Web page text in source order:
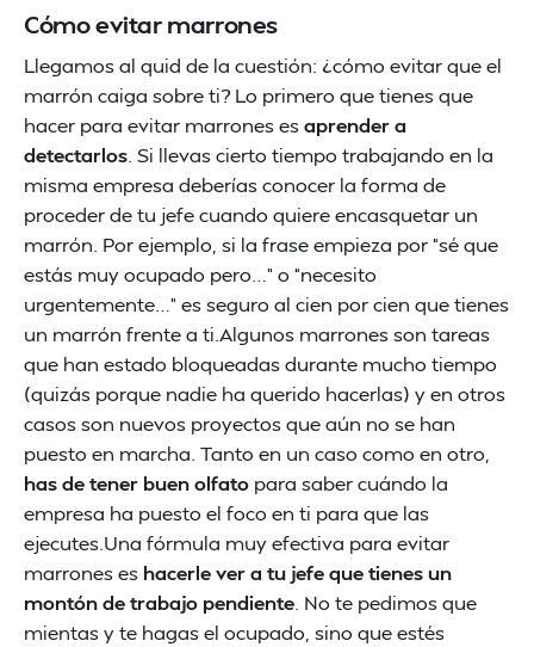
Cómo evitar marrones
Llegamos al quid de la cuestión: ¿cómo evitar que el
marrón caiga sobre ti? Lo primero que tienes que
hacer para evitar marrones esaprender a
detectarlos . Si llevas cierto tiempo trabajando en la
misma empresa deberías conocer la forma de
proceder de tu jefe cuando quiere encasquetar un
marrón. Por ejemplo, si la frase empieza por “sé que
estás muy ocupado pero…” o “necesito
urgentemente…” es seguro al cien por cien que tienes
un marrón frente a ti.Algunos marrones son tareas
que han estado bloqueadas durante mucho tiempo
(quizás porque nadie ha querido hacerlas) y en otros
casos son nuevos proyectos que aún no se han
puesto en marcha. Tanto en un caso como en otro,
has de tener buen olfato para saber cuándo la
empresa ha puesto el foco en ti para que las
ejecutes.Una fórmula muy efectiva para evitar
marrones es hacerle ver a tu jefe que tienes un
montón de trabajo pendiente . No te pedimos que
mientas y te hagas el ocupado, sino que estés